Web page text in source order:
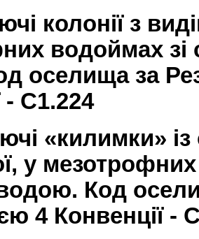
колонії з
водоймах зі
оселища за
- C1.224
«килимки» із
у
Код
4 Конвенції -